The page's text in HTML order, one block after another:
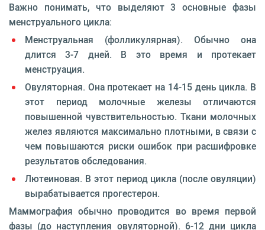
Важно понимать, что выделяют 3 основные фазы
менструального цикла:
Менструальная (фолликулярная). Обычно она
длится 3-7 дней. В это время и протекает
менструация.
Овуляторная. Она протекает на 14-15 день цикла. В
этот период молочные железы отличаются
повышенной чувствительностью. Ткани молочных
желез являются максимально плотными, в связи с
чем повышаются риски ошибок при расшифровке
результатов обследования.
Лютеиновая. В этот период цикла (после овуляции)
вырабатывается прогестерон.
Маммография обычно проводится во время первой
фазы (до наступления овуляторной). 6-12 дни цикла